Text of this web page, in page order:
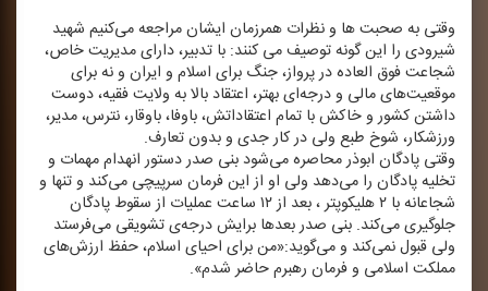
وقتی به صحبت‌ ها و نظرات همرزمان ایشان مراجعه می‌كنیم شهید
شیرودی را این گونه توصیف می‌ كنند: با تدبیر، دارای مدیریت خاص،
شجاعت فوق العاده در پرواز، جنگ برای اسلام و ایران و نه برای
موقعیت‌های مالی و درجه‌ای بهتر، اعتقاد بالا به ولایت فقیه، دوست
داشتن كشور و خاكش با تمام اعتقاداتش، باوفا، باوقار، نترس، مدیر،
ورزشكار، شوخ طبع ولی در كار جدی و بدون تعارف.
وقتی پادگان ابوذر محاصره می‌شود بنی صدر دستور انهدام مهمات و
تخلیه پادگان را می‌دهد ولی او از این فرمان سرپیچی می‌كند و تنها و
شجاعانه با ۲ هلیكوپتر ، بعد از ۱۲ ساعت عملیات از سقوط پادگان
جلوگیری می‌‌كند. بنی صدر بعدها برایش درجه‌ی تشویقی می‌فرستد
ولی قبول نمی‌‌كند و می‌‌گوید:«من برای احیای اسلام، حفظ ارزش‌های
مملكت اسلامی و فرمان رهبرم حاضر شدم».